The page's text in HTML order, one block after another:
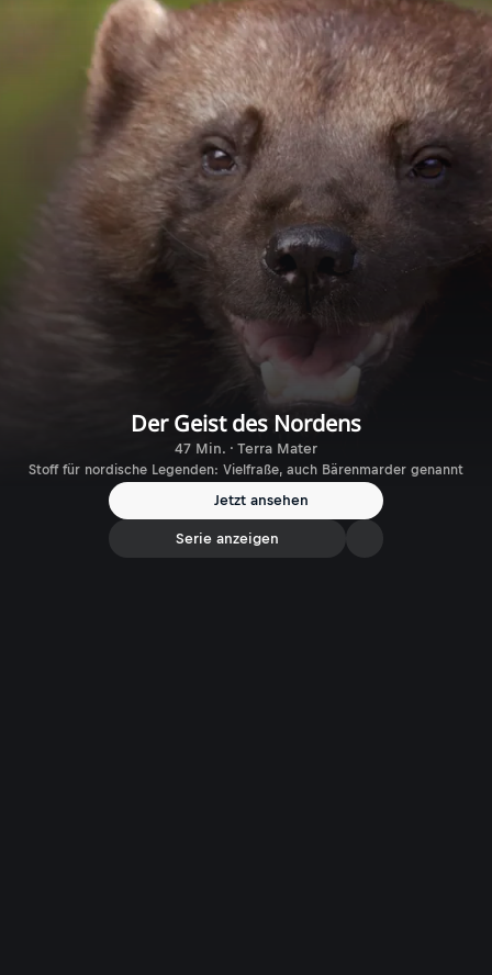
Der Geist des Nordens
47 Min. · Terra Mater
Stoff für nordische Legenden: Vielfraße, auch Bärenmarder genannt
Jetzt ansehen
Serie anzeigen